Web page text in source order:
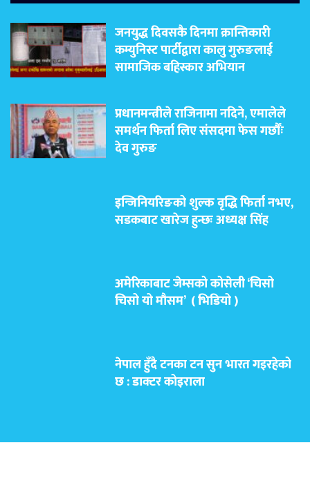
जनयुद्ध दिवसकै दिनमा क्रान्तिकारी
कम्युनिस्ट पार्टीद्वारा कालु गुरुङलाई
सामाजिक बहिस्कार अभियान
प्रधानमन्त्रीले राजिनामा नदिने, एमालेले
समर्थन फिर्ता लिए संसदमा फेस गर्छौंः
देव गुरुङ
इन्जिनियरिङको शुल्क वृद्धि फिर्ता नभए,
सडकबाट खारेज हुन्छः अध्यक्ष सिंह
अमेरिकाबाट जेम्सको कोसेली ‘चिसो
चिसो यो मौसम’ ( भिडियो )
नेपाल हुँदै टनका टन सुन भारत गइरहेको
छ : डाक्टर कोइराला